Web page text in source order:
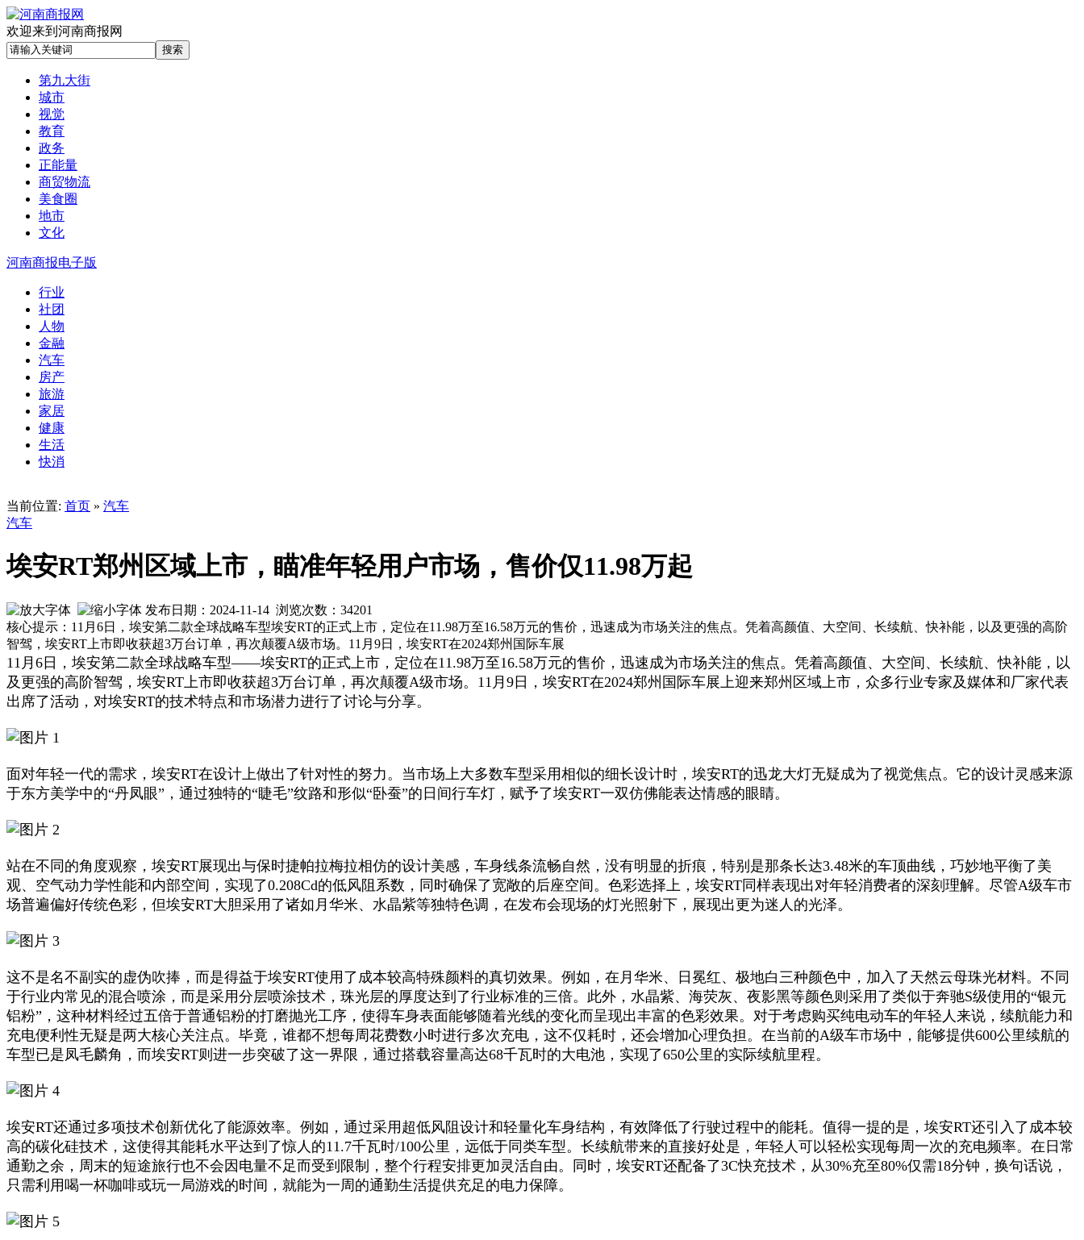
欢迎来到河南商报网
第九大街
城市
视觉
教育
政务
正能量
商贸物流
美食圈
地市
文化
河南商报电子版
行业
社团
人物
金融
汽车
房产
旅游
家居
健康
生活
快消
当前位置: 首页 » 汽车
汽车
埃安RT郑州区域上市，瞄准年轻用户市场，售价仅11.98万起
发布日期：2024-11-14 浏览次数： 34201
核心提示：11月6日，埃安第二款全球战略车型埃安RT的正式上市，定位在11.98万至16.58万元的售价，迅速成为市场关注的焦点。凭着高颜值、大空间、长续航、快补能，以及更强的高阶
智驾，埃安RT上市即收获超3万台订单，再次颠覆A级市场。11月9日，埃安RT在2024郑州国际车展
11月6日，埃安第二款全球战略车型——埃安RT的正式上市，定位在11.98万至16.58万元的售价，迅速成为市场关注的焦点。凭着高颜值、大空间、长续航、快补能，以
及更强的高阶智驾，埃安RT上市即收获超3万台订单，再次颠覆A级市场。11月9日，埃安RT在2024郑州国际车展上迎来郑州区域上市，众多行业专家及媒体和厂家代表
出席了活动，对埃安RT的技术特点和市场潜力进行了讨论与分享。
面对年轻一代的需求，埃安RT在设计上做出了针对性的努力。当市场上大多数车型采用相似的细长设计时，埃安RT的迅龙大灯无疑成为了视觉焦点。它的设计灵感来源
于东方美学中的“丹凤眼”，通过独特的“睫毛”纹路和形似“卧蚕”的日间行车灯，赋予了埃安RT一双仿佛能表达情感的眼睛。
站在不同的角度观察，埃安RT展现出与保时捷帕拉梅拉相仿的设计美感，车身线条流畅自然，没有明显的折痕，特别是那条长达3.48米的车顶曲线，巧妙地平衡了美
观、空气动力学性能和内部空间，实现了0.208Cd的低风阻系数，同时确保了宽敞的后座空间。色彩选择上，埃安RT同样表现出对年轻消费者的深刻理解。尽管A级车市
场普遍偏好传统色彩，但埃安RT大胆采用了诸如月华米、水晶紫等独特色调，在发布会现场的灯光照射下，展现出更为迷人的光泽。
这不是名不副实的虚伪吹捧，而是得益于埃安RT使用了成本较高特殊颜料的真切效果。例如，在月华米、日冕红、极地白三种颜色中，加入了天然云母珠光材料。不同
于行业内常见的混合喷涂，而是采用分层喷涂技术，珠光层的厚度达到了行业标准的三倍。此外，水晶紫、海荧灰、夜影黑等颜色则采用了类似于奔驰S级使用的“银元
铝粉”，这种材料经过五倍于普通铝粉的打磨抛光工序，使得车身表面能够随着光线的变化而呈现出丰富的色彩效果。对于考虑购买纯电动车的年轻人来说，续航能力和
充电便利性无疑是两大核心关注点。毕竟，谁都不想每周花费数小时进行多次充电，这不仅耗时，还会增加心理负担。在当前的A级车市场中，能够提供600公里续航的
车型已是凤毛麟角，而埃安RT则进一步突破了这一界限，通过搭载容量高达68千瓦时的大电池，实现了650公里的实际续航里程。
埃安RT还通过多项技术创新优化了能源效率。例如，通过采用超低风阻设计和轻量化车身结构，有效降低了行驶过程中的能耗。值得一提的是，埃安RT还引入了成本较
高的碳化硅技术，这使得其能耗水平达到了惊人的11.7千瓦时/100公里，远低于同类车型。长续航带来的直接好处是，年轻人可以轻松实现每周一次的充电频率。在日常
通勤之余，周末的短途旅行也不会因电量不足而受到限制，整个行程安排更加灵活自由。同时，埃安RT还配备了3C快充技术，从30%充至80%仅需18分钟，换句话说，
只需利用喝一杯咖啡或玩一局游戏的时间，就能为一周的通勤生活提供充足的电力保障。